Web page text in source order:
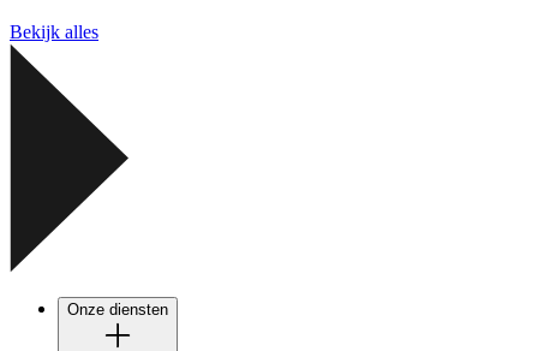
Bekijk alles
Onze diensten